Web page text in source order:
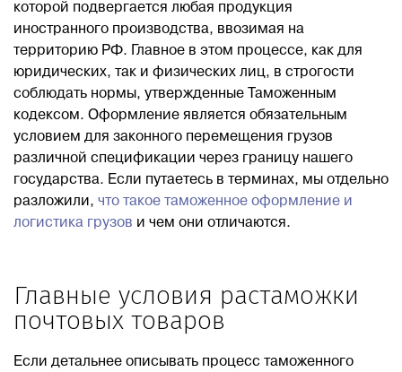
Преимущества
Инвесторам
Блог
ЗАКАЗАТЬ ЗВОНОК
которой подвергается любая продукция
иностранного производства, ввозимая на
территорию РФ. Главное в этом процессе, как для
юридических, так и физических лиц, в строгости
соблюдать нормы, утвержденные Таможенным
кодексом. Оформление является обязательным
условием для законного перемещения грузов
различной спецификации через границу нашего
государства. Если путаетесь в терминах, мы отдельно
разложили, что такое таможенное оформление и
логистика грузов и чем они отличаются.
Главные условия растаможки
почтовых товаров
Если детальнее описывать процесс таможенного